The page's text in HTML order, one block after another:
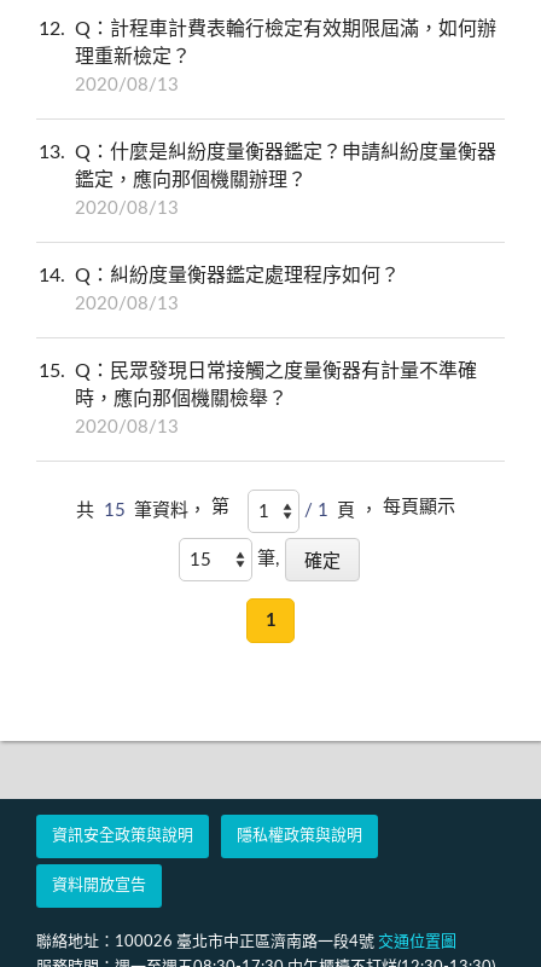
12
Q：計程車計費表輪行檢定有效期限屆滿，如何辦
理重新檢定？
2020/08/13
13
Q：什麼是糾紛度量衡器鑑定？申請糾紛度量衡器
鑑定，應向那個機關辦理？
2020/08/13
14 Q：糾紛度量衡器鑑定處理程序如何？
2020/08/13
15
Q：民眾發現日常接觸之度量衡器有計量不準確
時，應向那個機關檢舉？
2020/08/13
共 15 筆資料， 第 / 1 頁 ，每頁顯示
筆,
1
資訊安全政策與說明 隱私權政策與說明
資料開放宣告
聯絡地址：100026 臺北市中正區濟南路一段4號 交通位置圖